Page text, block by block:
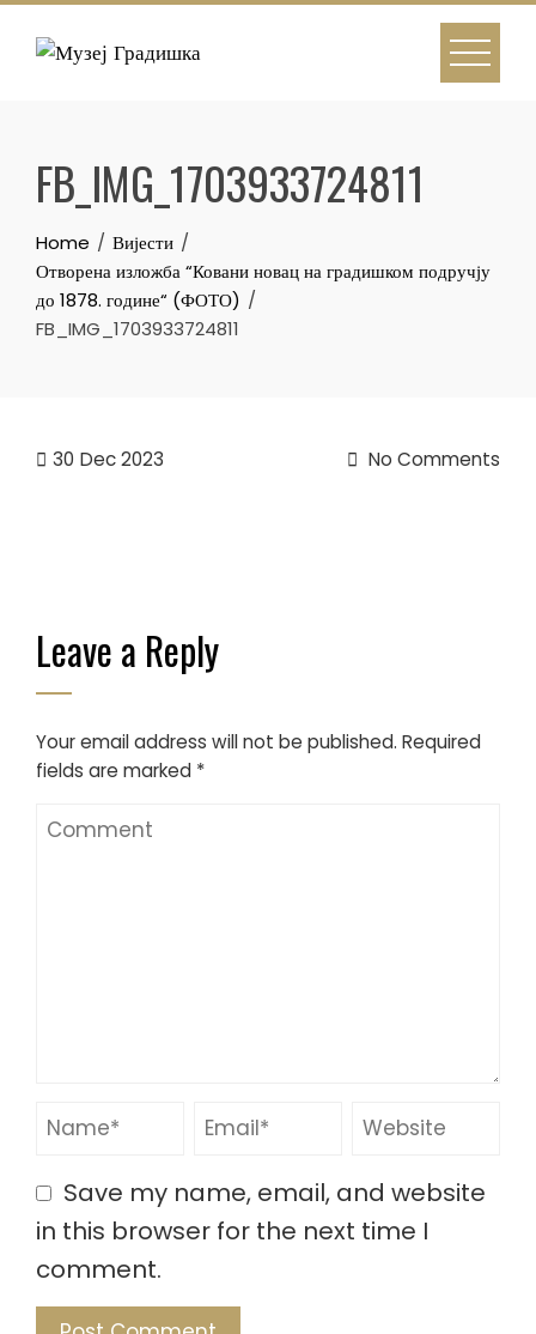
Skip
FB_IMG_1703933724811
Home
Вијести
Отворена изложба “Ковани новац на градишком подручју
до 1878. године“ (ФОТО)
FB_IMG_1703933724811
30 Dec 2023 No Comments
Leave a Reply
Your email address will not be published. Required
fields are marked *
Save my name, email, and website
in this browser for the next time I
comment.